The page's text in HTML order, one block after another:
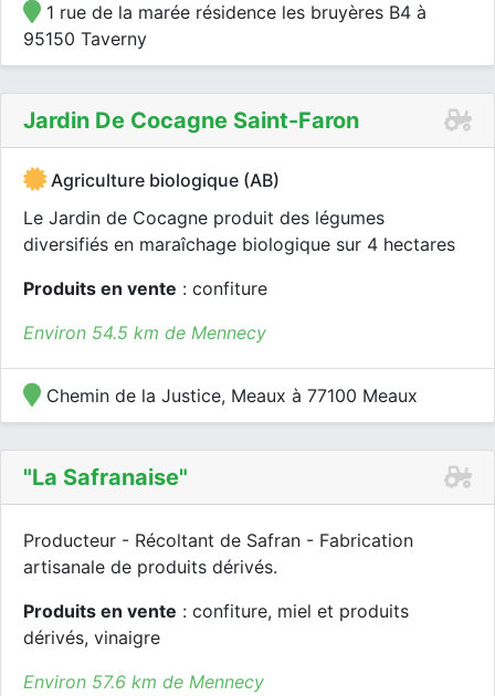
1 rue de la marée résidence les bruyères B4 à
95150 Taverny
Jardin De Cocagne Saint-Faron
Agriculture biologique (AB)
Le Jardin de Cocagne produit des légumes
diversifiés en maraîchage biologique sur 4 hectares
Produits en vente : confiture
Environ 54.5 km de Mennecy
Chemin de la Justice, Meaux à 77100 Meaux
"la Safranaise"
Producteur - Récoltant de Safran - Fabrication
artisanale de produits dérivés.
Produits en vente : confiture, miel et produits
dérivés, vinaigre
Environ 57.6 km de Mennecy